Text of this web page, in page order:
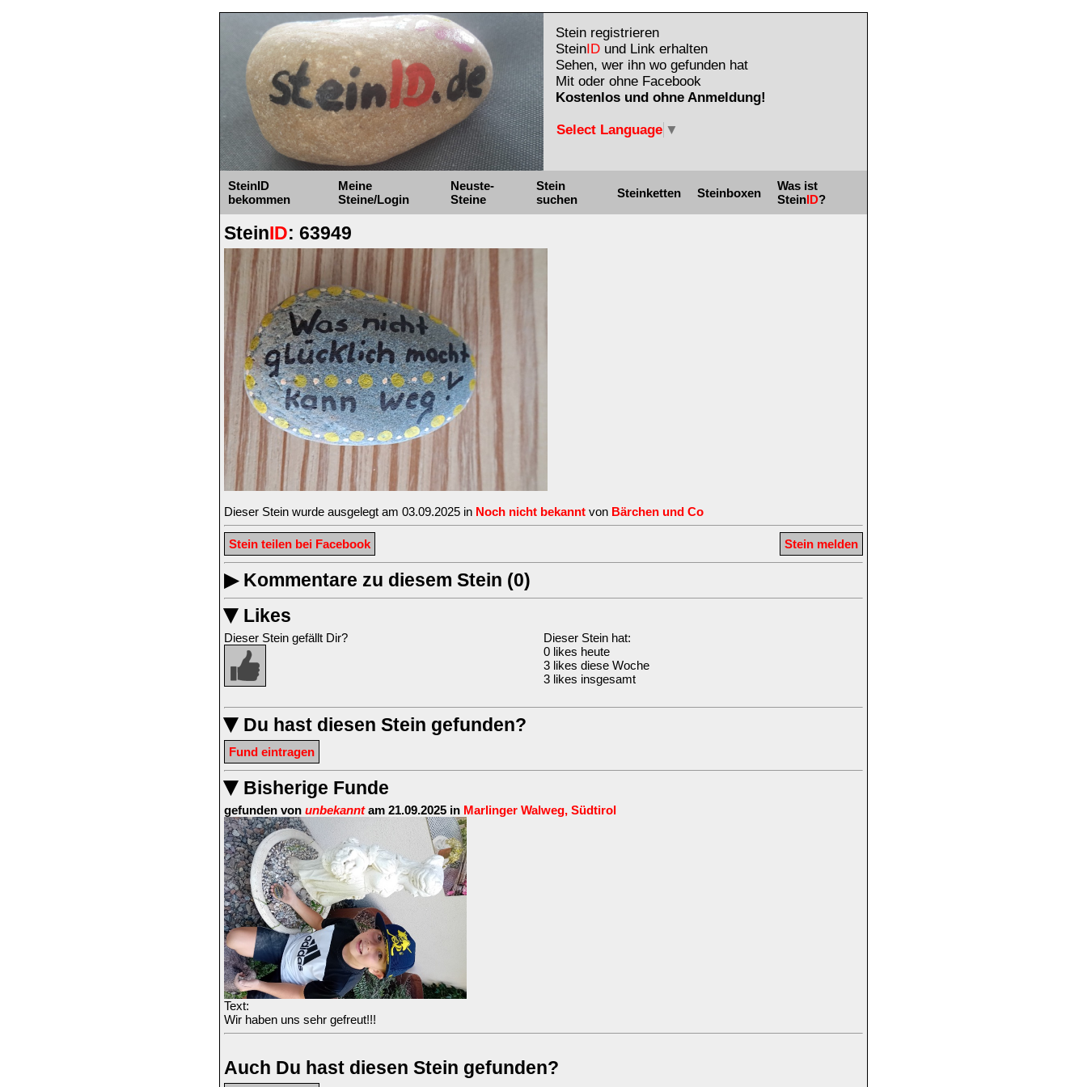
Stein registrieren
SteinID und Link erhalten
Sehen, wer ihn wo gefunden hat
Mit oder ohne Facebook
Kostenlos und ohne Anmeldung!
Select Language ▼
SteinID
bekommen
Meine
Steine/Login
Neuste-
Steine
Stein
suchen
Steinketten Steinboxen
Was ist
SteinID?
SteinID: 63949
Dieser Stein wurde ausgelegt am 03.09.2025 in Noch nicht bekannt von Bärchen und Co
Stein melden
Stein teilen bei Facebook
▶Kommentare zu diesem Stein (0)
▶ Likes
Dieser Stein gefällt Dir?
Dieser Stein hat:
0 likes heute
3 likes diese Woche
3 likes insgesamt
▶ Du hast diesen Stein gefunden?
Fund eintragen
▶ Bisherige Funde
gefunden von unbekanntam 21.09.2025 in Marlinger Walweg, Südtirol
Text:
Wir haben uns sehr gefreut!!!
Auch Du hast diesen Stein gefunden?